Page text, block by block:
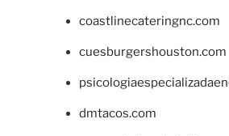
coastlinecateringnc.com
cuesburgershouston.com
dmtacos.com